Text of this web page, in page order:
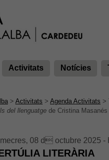
Activitats Notícies
> Activitats > Agenda Activitats >
del llenguatge de Cristina Masanés
08 d octubre 2025 -
LITERÀRIA